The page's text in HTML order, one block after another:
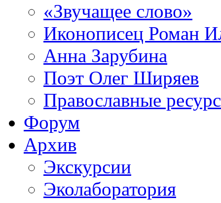
«Звучащее слово»
Иконописец Роман
Анна Зарубина
Поэт Олег Ширяев
Православные
Форум
Архив
Экскурсии
Эколаборатория